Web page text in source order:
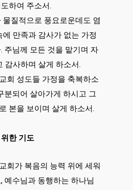
하여 주소서.
물질적으로 풍요로운데도 염
에 만족과 감사가 없는 가정
주님께 모든 것을 맡기며 자
감사하며 살게 하소서.
회 성도들 가정을 축복하소
분되어 살아가게 하시고 그
본을 보이며 살게 하소서.
한 기도
회가 복음의 능력 위에 세워
예수님과 동행하는 하나님